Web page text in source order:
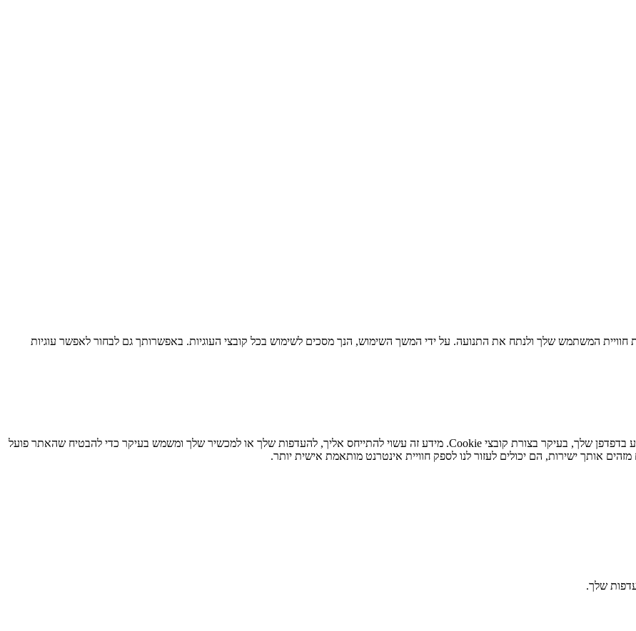
המשתמש שלך ולנתח את התנועה. על ידי המשך השימוש, הנך מסכים לשימוש בכל קובצי העוגיות. באפשרותך גם לבחור לאפשר עוגיות
כאשר אתה מבקר באתר האינטרנט שלנו, אנו עשויים לאחסן או לאחזר מידע בדפדפן שלך, בעיקר בצורת קובצי Cookie. מידע זה עשוי להתייחס אליך, להעדפות שלך או למכשיר שלך ומשמש בעיקר כדי להבטיח שהאתר פועל
אותך ישירות, הם יכולים לעזור לנו לספק חוויית אינטרנט מותאמת אישית יותר.
שלך.